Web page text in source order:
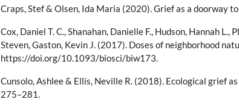
Craps, Stef & Olsen, Ida Maria (2020). Grief as a doorway
Cox, Daniel T. C., Shanahan, Danielle F., Hudson, Hannah
Steven, Gaston, Kevin J. (2017). Doses of neighborhood
https://doi.org/10.1093/biosci/biw173.
Cunsolo, Ashlee & Ellis, Neville R. (2018). Ecological grief
275–281.